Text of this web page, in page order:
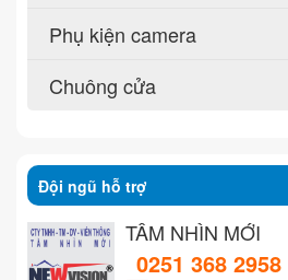
Phụ kiện camera
Chuông cửa
Đội ngũ hỗ trợ
TẦM NHÌN MỚI
0251 368 2958